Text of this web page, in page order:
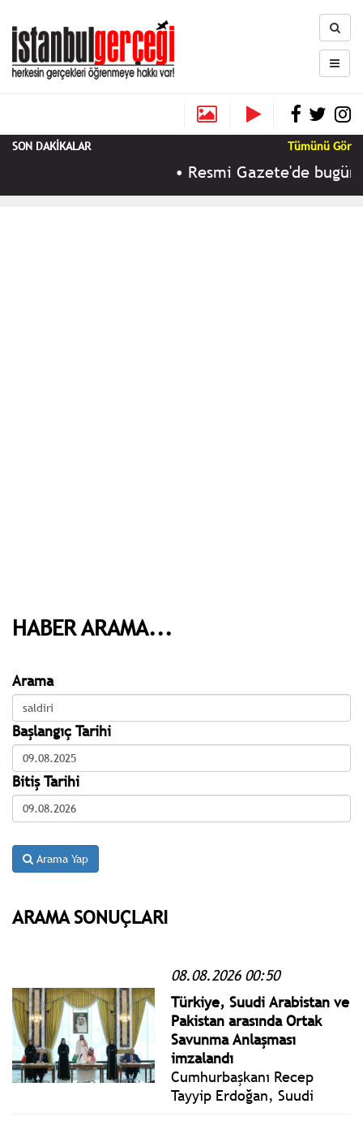
SON DAKİKALAR Tümünü Gör
Resmi Gazete'de bugün
HABER ARAMA...
Arama
Başlangıç Tarihi
Bitiş Tarihi
Arama Yap
ARAMA SONUÇLARI
08.08.2026 00:50
Türkiye, Suudi Arabistan ve
Pakistan arasında Ortak
Savunma Anlaşması
imzalandı
Cumhurbaşkanı Recep
Tayyip Erdoğan, Suudi